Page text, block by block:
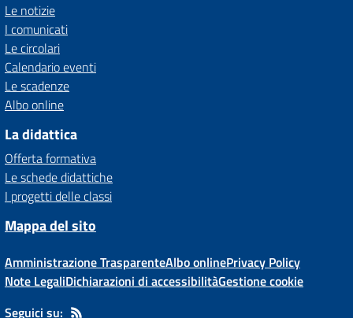
Le notizie
I comunicati
Le circolari
Calendario eventi
Le scadenze
Albo online
La didattica
Offerta formativa
Le schede didattiche
I progetti delle classi
Mappa del sito
Amministrazione TrasparenteAlbo onlinePrivacy Policy
Note LegaliDichiarazioni di accessibilitàGestione cookie
Seguici su: